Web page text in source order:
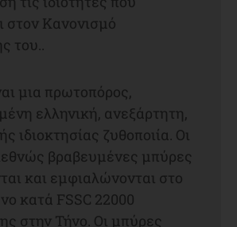
στον Κανονισμό
του..
μια πρωτοπόρος,
ελληνική, ανεξάρτητη,
ιδιοκτησίας ζυθοποιία. Οι
βραβευμένες μπύρες
και εμφιαλώνονται στο
κατά FSSC 22000
στην Τήνο. Οι μπύρες